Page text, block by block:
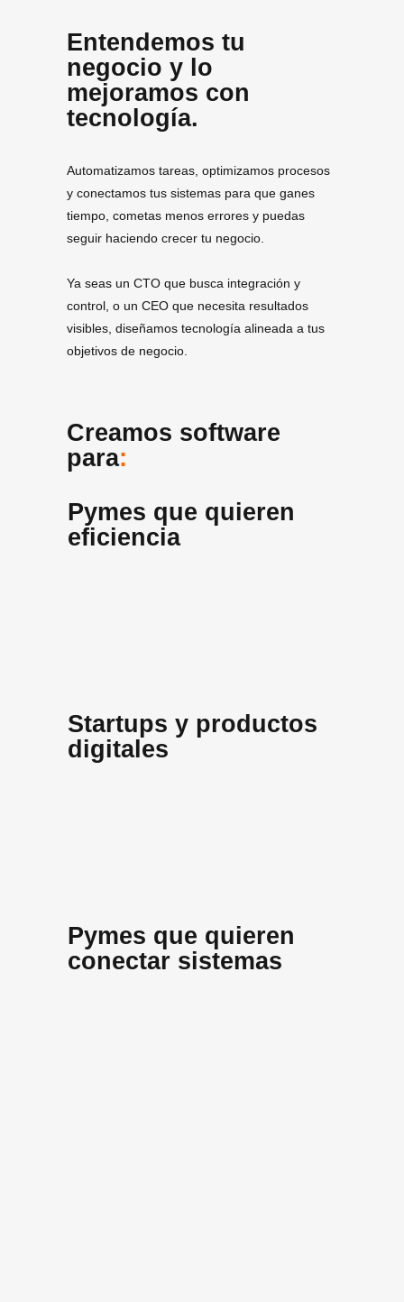
Entendemos tu
negocio y lo
mejoramos con
tecnología.
Automatizamos tareas, optimizamos procesos
y conectamos tus sistemas para que ganes
tiempo, cometas menos errores y puedas
seguir haciendo crecer tu negocio.
Ya seas un CTO que busca integración y
control, o un CEO que necesita resultados
visibles, diseñamos tecnología alineada a tus
objetivos de negocio.
Creamos software
para:
Pymes que quieren
eficiencia
Startups y productos
digitales
Pymes que quieren
conectar sistemas